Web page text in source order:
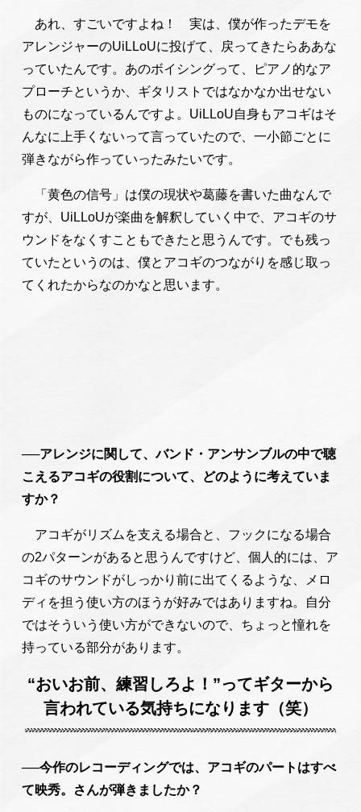
あれ、すごいですよね！ 実は、僕が作ったデモを
アレンジャーのUiLLoUに投げて、戻ってきたらああな
っていたんです。あのボイシングって、ピアノ的なア
プローチというか、ギタリストではなかなか出せない
ものになっているんですよ。UiLLoU自身もアコギはそ
んなに上手くないって言っていたので、一小節ごとに
弾きながら作っていったみたいです。
「黄色の信号」は僕の現状や葛藤を書いた曲なんで
すが、UiLLoUが楽曲を解釈していく中で、アコギのサ
ウンドをなくすこともできたと思うんです。でも残っ
ていたというのは、僕とアコギのつながりを感じ取っ
てくれたからなのかなと思います。
──アレンジに関して、バンド・アンサンブルの中で聴
こえるアコギの役割について、どのように考えていま
すか？
アコギがリズムを支える場合と、フックになる場合
の2パターンがあると思うんですけど、個人的には、ア
コギのサウンドがしっかり前に出てくるような、メロ
ディを担う使い方のほうが好みではありますね。自分
ではそういう使い方ができないので、ちょっと憧れを
持っている部分があります。
“おいお前、練習しろよ！”ってギターから
言われている気持ちになります（笑）
──今作のレコーディングでは、アコギのパートはすべ
て映秀。さんが弾きましたか？